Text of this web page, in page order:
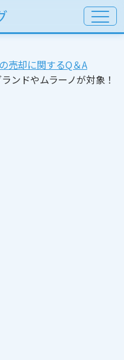
売却に関するQ＆A
ンドやムラーノが対象！